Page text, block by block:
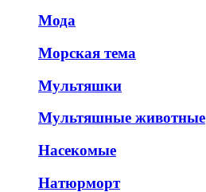
Мода
Морская тема
Мультяшки
Мультяшные животные
Насекомые
Натюрморт